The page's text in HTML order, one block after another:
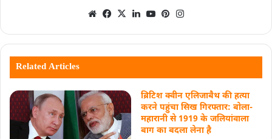
Related Articles
ब्रिटिश क्वीन एलिजाबैथ की हत्या
करने पहुंचा सिख गिरफ्तार: बोला-
महारानी से 1919 के जलियांवाला
बाग का बदला लेना है